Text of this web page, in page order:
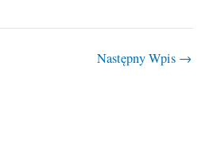
Następny Wpis →